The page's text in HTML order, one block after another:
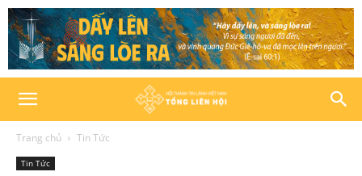
Trang chủ Tin Tức
Tin Tức